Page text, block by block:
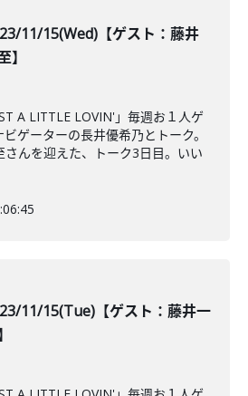
11/15(Wed)【ゲスト：藤井
】
A LITTLE LOVIN'」毎週お１人ゲ
ゲーターの長井優希乃とトーク。
さんを迎えた、トーク3日目。いい
11/15(Tue)【ゲスト：藤井一